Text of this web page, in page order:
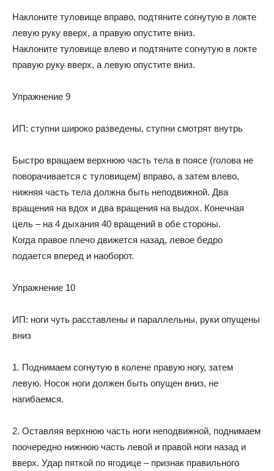
Наклоните туловище вправо, подтяните согнутую в локте
левую руку вверх, а правую опустите вниз.
Наклоните туловище влево и подтяните согнутую в локте
правую руку вверх, а левую опустите вниз.
Упражнение 9
ИП: ступни широко разведены, ступни смотрят внутрь
Быстро вращаем верхнюю часть тела в поясе (голова не
поворачивается с туловищем) вправо, а затем влево,
нижняя часть тела должна быть неподвижной. Два
вращения на вдох и два вращения на выдох. Конечная
цель – на 4 дыхания 40 вращений в обе стороны.
Когда правое плечо движется назад, левое бедро
подается вперед и наоборот.
Упражнение 10
ИП: ноги чуть расставлены и параллельны, руки опущены
вниз
1. Поднимаем согнутую в колене правую ногу, затем
левую. Носок ноги должен быть опущен вниз, не
нагибаемся.
2. Оставляя верхнюю часть ноги неподвижной, поднимаем
поочередно нижнюю часть левой и правой ноги назад и
вверх. Удар пяткой по ягодице – признак правильного